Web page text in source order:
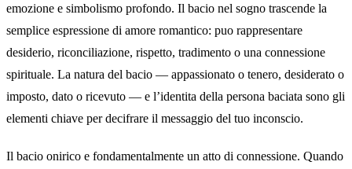
emozione e simbolismo profondo. Il bacio nel sogno trascende la
semplice espressione di amore romantico: puo rappresentare
desiderio, riconciliazione, rispetto, tradimento o una connessione
spirituale. La natura del bacio — appassionato o tenero, desiderato o
imposto, dato o ricevuto — e l’identita della persona baciata sono gli
elementi chiave per decifrare il messaggio del tuo inconscio.
Il bacio onirico e fondamentalmente un atto di connessione. Quando